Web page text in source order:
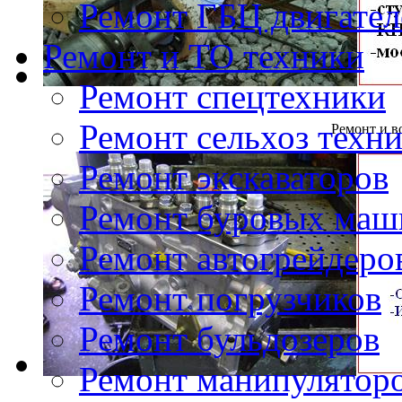
Ремонт и
Ремонт ГБЦ
Ремонт и ТО техники
Ремонт спецтехники
Ремонт сельхоз
Ремонт экскаваторов
Ремонт буровых
Ремонт
Ремонт погрузчиков
Ремонт бульдозеров
Ремонт